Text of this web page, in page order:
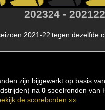
202324 - 202122
2021-22 tegen dezelfde
zijn bijgewerkt op basis
na 0 speelronden van
de scoreborden »»